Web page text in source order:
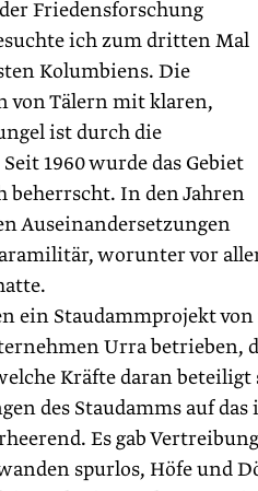
Friedensforschung
ich zum dritten Mal
Kolumbiens. Die
von Tälern mit klaren,
ist durch die
1960 wurde das Gebiet
beherrscht. In den Jahren
Auseinandersetzungen
worunter vor
ein Staudammprojekt
Urra betrieben,
Kräfte daran
des Staudamms auf
Es gab
spurlos, Höfe und